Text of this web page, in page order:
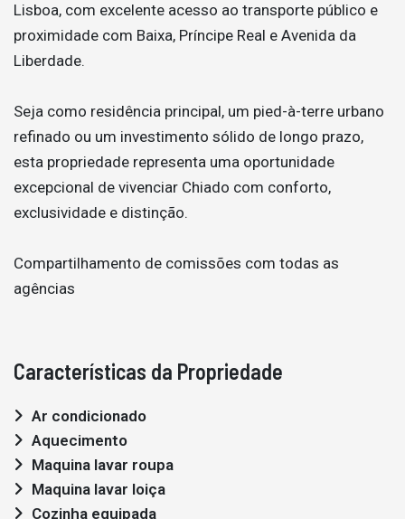
Lisboa, com excelente acesso ao transporte público e
proximidade com Baixa, Príncipe Real e Avenida da
Liberdade.
Seja como residência principal, um pied-à-terre urbano
refinado ou um investimento sólido de longo prazo,
esta propriedade representa uma oportunidade
excepcional de vivenciar Chiado com conforto,
exclusividade e distinção.
Compartilhamento de comissões com todas as
agências
Características da Propriedade
Ar condicionado
Aquecimento
Maquina lavar roupa
Maquina lavar loiça
Cozinha equipada